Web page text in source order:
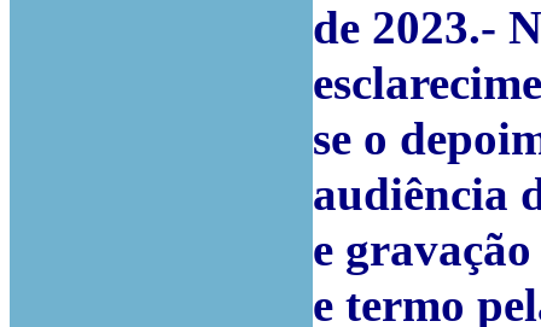
de 2023.-
se o
audiência
e
e termo